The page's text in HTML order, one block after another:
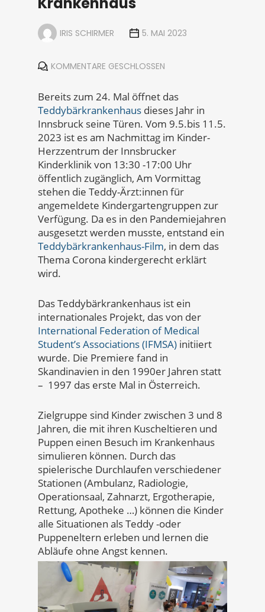
IRIS SCHIRMER 5. MAI 2023
KOMMENTARE GESCHLOSSEN
Bereits zum 24. Mal öffnet das
Teddybärkrankenhaus dieses Jahr in
Innsbruck seine Türen. Vom 9.5.bis 11.5.
2023 ist es am Nachmittag im Kinder-
Herzzentrum der Innsbrucker
Kinderklinik von 13:30 -17:00 Uhr
öffentlich zugänglich, Am Vormittag
stehen die Teddy-Ärzt:innen für
angemeldete Kindergartengruppen zur
Verfügung. Da es in den Pandemiejahren
ausgesetzt werden musste, entstand ein
Teddybärkrankenhaus-Film, in dem das
Thema Corona kindergerecht erklärt
wird.
Das Teddybärkrankenhaus ist ein
internationales Projekt, das von der
International Federation of Medical
Student’s Associations (IFMSA) initiiert
wurde. Die Premiere fand in
Skandinavien in den 1990er Jahren statt
– 1997 das erste Mal in Österreich.
Zielgruppe sind Kinder zwischen 3 und 8
Jahren, die mit ihren Kuscheltieren und
Puppen einen Besuch im Krankenhaus
simulieren können. Durch das
spielerische Durchlaufen verschiedener
Stationen (Ambulanz, Radiologie,
Operationsaal, Zahnarzt, Ergotherapie,
Rettung, Apotheke …) können die Kinder
alle Situationen als Teddy -oder
Puppeneltern erleben und lernen die
Abläufe ohne Angst kennen.